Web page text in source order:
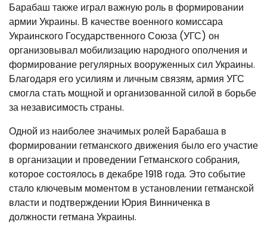
Барабаш также играл важную роль в формировании
армии Украины. В качестве военного комиссара
Украинского Государственного Союза (УГС) он
организовывал мобилизацию народного ополчения и
формирование регулярных вооруженных сил Украины.
Благодаря его усилиям и личным связям, армия УГС
смогла стать мощной и организованной силой в борьбе
за независимость страны.
Одной из наиболее значимых ролей Барабаша в
формировании гетманского движения было его участие
в организации и проведении Гетманского собрания,
которое состоялось в декабре 1918 года. Это событие
стало ключевым моментом в установлении гетманской
власти и подтверждении Юрия Винниченка в
должности гетмана Украины.